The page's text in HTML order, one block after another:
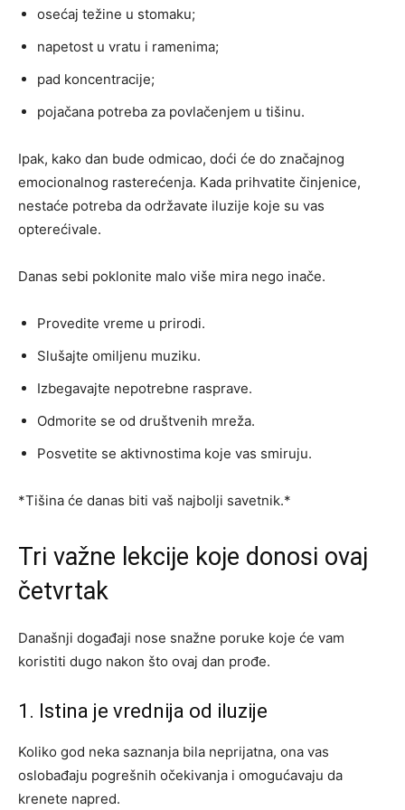
osećaj težine u stomaku;
napetost u vratu i ramenima;
pad koncentracije;
pojačana potreba za povlačenjem u tišinu.
Ipak, kako dan bude odmicao, doći će do značajnog
emocionalnog rasterećenja. Kada prihvatite činjenice,
nestaće potreba da održavate iluzije koje su vas
opterećivale.
Danas sebi poklonite malo više mira nego inače.
Provedite vreme u prirodi.
Slušajte omiljenu muziku.
Izbegavajte nepotrebne rasprave.
Odmorite se od društvenih mreža.
Posvetite se aktivnostima koje vas smiruju.
*Tišina će danas biti vaš najbolji savetnik.*
Tri važne lekcije koje donosi ovaj
četvrtak
Današnji događaji nose snažne poruke koje će vam
koristiti dugo nakon što ovaj dan prođe.
1. Istina je vrednija od iluzije
Koliko god neka saznanja bila neprijatna, ona vas
oslobađaju pogrešnih očekivanja i omogućavaju da
krenete napred.